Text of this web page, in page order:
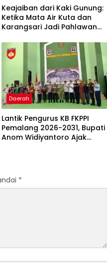
Keajaiban dari Kaki Gunung:
Ketika Mata Air Kuta dan
Karangsari Jadi Pahlawan
Daerah
Lantik Pengurus KB FKPPI
Pemalang 2026-2031, Bupati
Anom Widiyantoro Ajak
*